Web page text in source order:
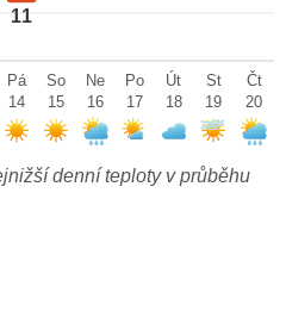
11
Pá
14
So
15
Ne
16
Po
17
Út
18
St
19
Čt
20
denní teploty v průběhu